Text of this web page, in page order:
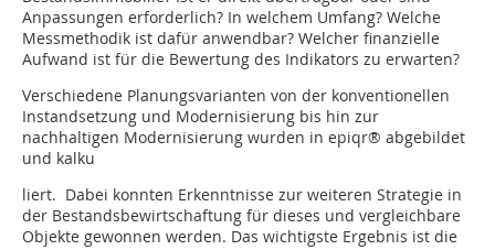
Anpassungen erforderlich? In welchem Umfang? Welche
Messmethodik ist dafür anwendbar? Welcher finanzielle
Aufwand ist für die Bewertung des Indikators zu erwarten?
Verschiedene Planungsvarianten von der kon­ventionellen
Instandsetzung und Modernisierung bis hin zur
nachhaltigen Modernisierung wurden in epiqr® abgebildet
und kalku
liert. Dabei konnten Erkenntnisse zur weiteren Strategie in
der Bestandsbewirtschaftung für dieses und vergleichbare
Objekte gewonnen werden. Das wichtigste Ergebnis ist die